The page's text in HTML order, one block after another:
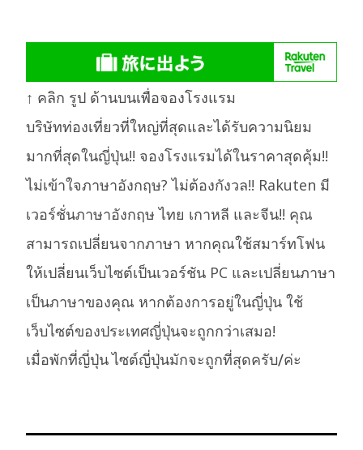
↑ คลิก รูป ด้านบนเพื่อจองโรงแรม
บริษัทท่องเที่ยวที่ใหญ่ที่สุดและได้รับความนิยม
มากที่สุดในญี่ปุ่น!! จองโรงแรมได้ในราคาสุดคุ้ม!!
ไม่เข้าใจภาษาอังกฤษ? ไม่ต้องกังวล!! Rakuten มี
เวอร์ชั่นภาษาอังกฤษ ไทย เกาหลี และจีน!! คุณ
สามารถเปลี่ยนจากภาษา หากคุณใช้สมาร์ทโฟน
ให้เปลี่ยนเว็บไซต์เป็นเวอร์ชัน PC และเปลี่ยนภาษา
เป็นภาษาของคุณ หากต้องการอยู่ในญี่ปุ่น ใช้
เว็บไซต์ของประเทศญี่ปุ่นจะถูกกว่าเสมอ!
เมื่อพักที่ญี่ปุ่น ไซต์ญี่ปุ่นมักจะถูกที่สุดครับ/ค่ะ